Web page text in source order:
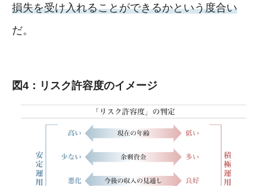
損失を受け入れることができるかという度合い
だ。
図4：リスク許容度のイメージ